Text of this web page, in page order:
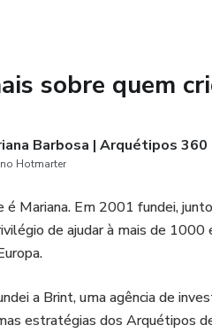
Guie consultores
criando uma
você garante que
as diretrizes visuais
Arquetípico Digital!
sobre quem
Barbosa | Arquétipos 360
Hotmarter
é Mariana. Em 2001 fundei,
de ajudar à mais de 1000
a Brint, uma agência de
estratégias dos Arquétipos